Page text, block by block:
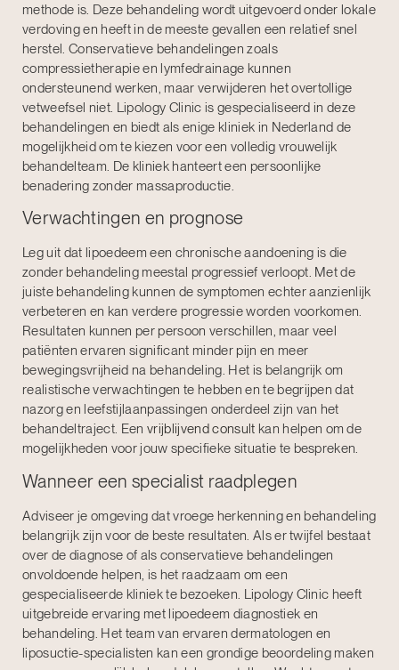
methode is. Deze behandeling wordt uitgevoerd onder lokale
verdoving en heeft in de meeste gevallen een relatief snel
herstel. Conservatieve behandelingen zoals
compressietherapie en lymfedrainage kunnen
ondersteunend werken, maar verwijderen het overtollige
vetweefsel niet. Lipology Clinic is gespecialiseerd in deze
behandelingen en biedt als enige kliniek in Nederland de
mogelijkheid om te kiezen voor een volledig vrouwelijk
behandelteam. De kliniek hanteert een persoonlijke
benadering zonder massaproductie.
Verwachtingen en prognose
Leg uit dat lipoedeem een chronische aandoening is die
zonder behandeling meestal progressief verloopt. Met de
juiste behandeling kunnen de symptomen echter aanzienlijk
verbeteren en kan verdere progressie worden voorkomen.
Resultaten kunnen per persoon verschillen, maar veel
patiënten ervaren significant minder pijn en meer
bewegingsvrijheid na behandeling. Het is belangrijk om
realistische verwachtingen te hebben en te begrijpen dat
nazorg en leefstijlaanpassingen onderdeel zijn van het
behandeltraject. Een vrijblijvend consult kan helpen om de
mogelijkheden voor jouw specifieke situatie te bespreken.
Wanneer een specialist raadplegen
Adviseer je omgeving dat vroege herkenning en behandeling
belangrijk zijn voor de beste resultaten. Als er twijfel bestaat
over de diagnose of als conservatieve behandelingen
onvoldoende helpen, is het raadzaam om een
gespecialiseerde kliniek te bezoeken. Lipology Clinic heeft
uitgebreide ervaring met lipoedeem diagnostiek en
behandeling. Het team van ervaren dermatologen en
liposuctie-specialisten kan een grondige beoordeling maken